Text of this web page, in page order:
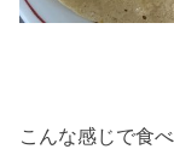
こんな感じで食